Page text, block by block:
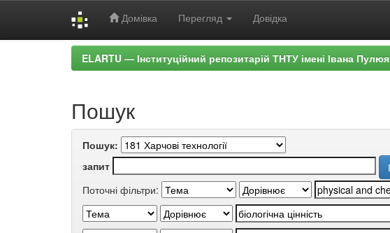
Домівка Перегляд Довідка
ELARTU — Інституційний репозитарій ТНТУ імені Івана Пулюя
Пошук
Пошук:
запит
Поточні фільтри: